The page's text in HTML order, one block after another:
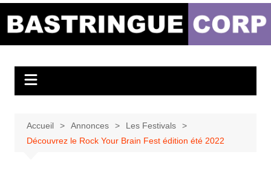
Bastringue Corp –
Musicales
Accueil Annonces
Les Festivals
Découvrez le Rock Your Brain Fest édition été 2022